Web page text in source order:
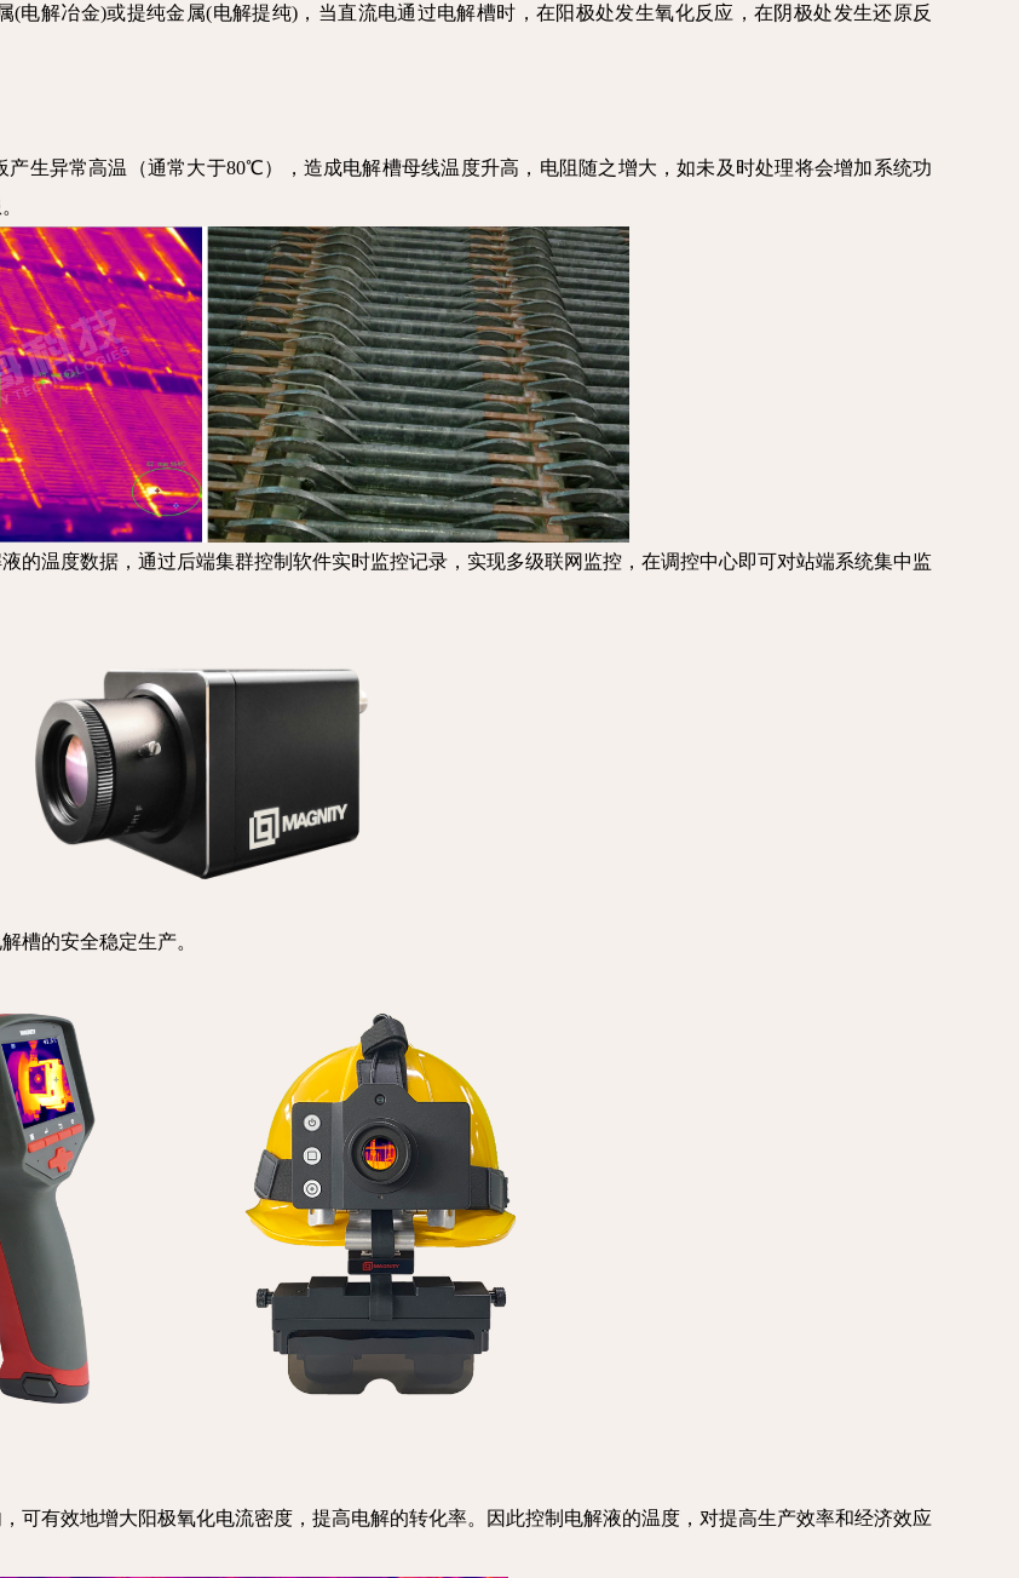
电解冶金)或提纯金属(电解提纯)，当直流电通过电解槽时，在阳极处发生氧化反应，在阴极处发生还原反
生异常高温（通常大于80℃），造成电解槽母线温度升高，电阻随之增大，如未及时处理将会增加系统功
的温度数据，通过后端集群控制软件实时监控记录，实现多级联网监控，在调控中心即可对站端系统集中监
槽的安全稳定生产。
可有效地增大阳极氧化电流密度，提高电解的转化率。因此控制电解液的温度，对提高生产效率和经济效应